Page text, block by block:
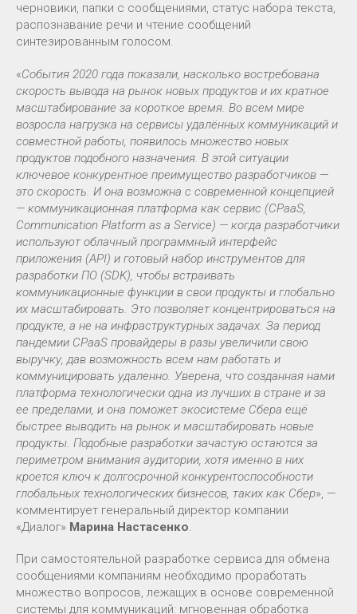
черновики, папки с сообщениями, статус набора текста,
распознавание речи и чтение сообщений
синтезированным голосом.
«События 2020 года показали, насколько востребована
скорость вывода на рынок новых продуктов и их кратное
масштабирование за короткое время. Во всем мире
возросла нагрузка на сервисы удалённых коммуникаций и
совместной работы, появилось множество новых
продуктов подобного назначения. В этой ситуации
ключевое конкурентное преимущество разработчиков —
это скорость. И она возможна с современной концепцией
— коммуникационная платформа как сервис (CPaaS,
Communication Platform as a Service) — когда разработчики
используют облачный программный интерфейс
приложения (API) и готовый набор инструментов для
разработки ПО (SDK), чтобы встраивать
коммуникационные функции в свои продукты и глобально
их масштабировать. Это позволяет концентрироваться на
продукте, а не на инфраструктурных задачах. За период
пандемии CPaaS провайдеры в разы увеличили свою
выручку, дав возможность всем нам работать и
коммуницировать удаленно. Уверена, что созданная нами
платформа технологически одна из лучших в стране и за
ее пределами, и она поможет экосистеме Сбера ещё
быстрее выводить на рынок и масштабировать новые
продукты. Подобные разработки зачастую остаются за
периметром внимания аудитории, хотя именно в них
кроется ключ к долгосрочной конкурентоспособности
глобальных технологических бизнесов, таких как Сбер», —
комментирует генеральный директор компании
«Диалог» Марина Настасенко
При самостоятельной разработке сервиса для обмена
сообщениями компаниям необходимо проработать
множество вопросов, лежащих в основе современной
системы для коммуникаций: мгновенная обработка